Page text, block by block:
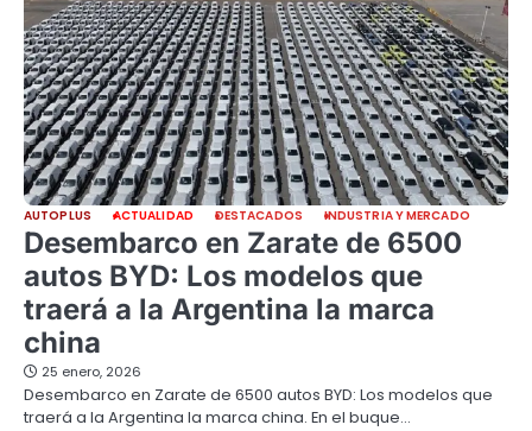
AUTOPLUS ACTUALIDAD DESTACADOS INDUSTRIA Y MERCADO
Desembarco en Zarate de 6500
autos BYD: Los modelos que
traerá a la Argentina la marca
china
25 enero, 2026
Desembarco en Zarate de 6500 autos BYD: Los modelos que
traerá a la Argentina la marca china. En el buque…